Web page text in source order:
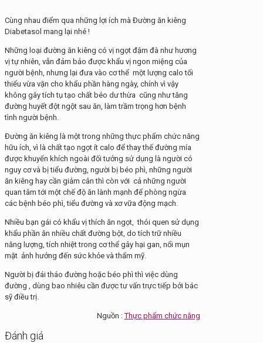
Cùng nhau điểm qua những lợi ích mà Đường ăn kiêng
Diabetasol mang lại nhé !
Những loại đường ăn kiêng có vị ngọt đậm đà như hương
vị tự nhiên, vẫn đảm bảo được khẩu vị ngon miệng của
người bệnh, nhưng lại đưa vào cơ thể một lượng calo tối
thiểu vừa vặn cho khẩu phần hàng ngày, chính vì vậy
không gây tích tụ tạo chất béo dư thừa cũng như tăng
đường huyết đột ngột sau ăn, làm trầm trọng hơn bệnh
tình người bệnh.
Đường ăn kiêng là một trong những thực phẩm chức năng
hữu ích, vì là chất tạo ngọt ít calo để thay thế đường mía
được khuyến khích ngoài đối tưởng sử dụng là người có
nguy cơ và bị tiểu đường, người bị béo phì, những người
ăn kiêng hay cần giảm cân thì còn với cả những người
quan tâm tới một chế độ ăn lành mạnh để phòng ngừa
các bệnh béo phì, tiểu đường và xơ vữa động mạch.
Nhiều bạn gái có khẩu vị thích ăn ngọt, thói quen sử dụng
khẩu phần ăn nhiều chất đường bột, do tích trữ nhiều
năng lượng, tích nhiệt trong cơ thể gây hại gan, nổi mụn
mặt ảnh hưởng đến sức khỏe và thẩm mỹ.
Người bị đái tháo đường hoặc béo phì thì việc dùng
đường , dùng bao nhiêu cần được tư vấn trực tiếp bởi bác
sỹ điều trị.
Nguồn :Thực phẩm chức năng
Đánh giá